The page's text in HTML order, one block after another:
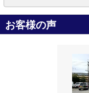
お客様の声